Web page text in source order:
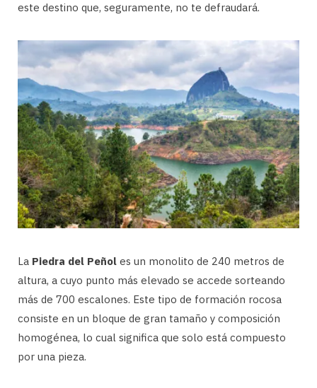
este destino que, seguramente, no te defraudará.
La Piedra del Peñol es un monolito de 240 metros de
altura, a cuyo punto más elevado se accede sorteando
más de 700 escalones. Este tipo de formación rocosa
consiste en un bloque de gran tamaño y composición
homogénea, lo cual significa que solo está compuesto
por una pieza.